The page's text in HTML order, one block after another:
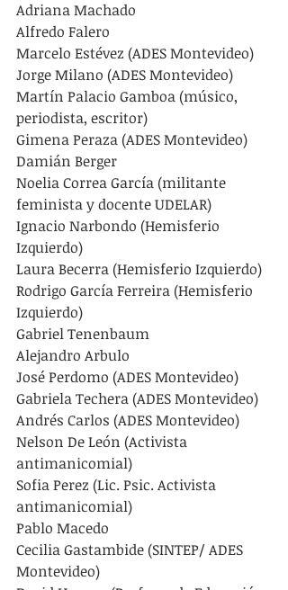
Adriana Machado
Alfredo Falero
Marcelo Estévez (ADES Montevideo)
Jorge Milano (ADES Montevideo)
Martín Palacio Gamboa (músico,
periodista, escritor)
Gimena Peraza (ADES Montevideo)
Damián Berger
Noelia Correa García (militante
feminista y docente UDELAR)
Ignacio Narbondo (Hemisferio
Izquierdo)
Laura Becerra (Hemisferio Izquierdo)
Rodrigo García Ferreira (Hemisferio
Izquierdo)
Gabriel Tenenbaum
Alejandro Arbulo
José Perdomo (ADES Montevideo)
Gabriela Techera (ADES Montevideo)
Andrés Carlos (ADES Montevideo)
Nelson De León (Activista
antimanicomial)
Sofia Perez (Lic. Psic. Activista
antimanicomial)
Pablo Macedo
Cecilia Gastambide (SINTEP/ ADES
Montevideo)